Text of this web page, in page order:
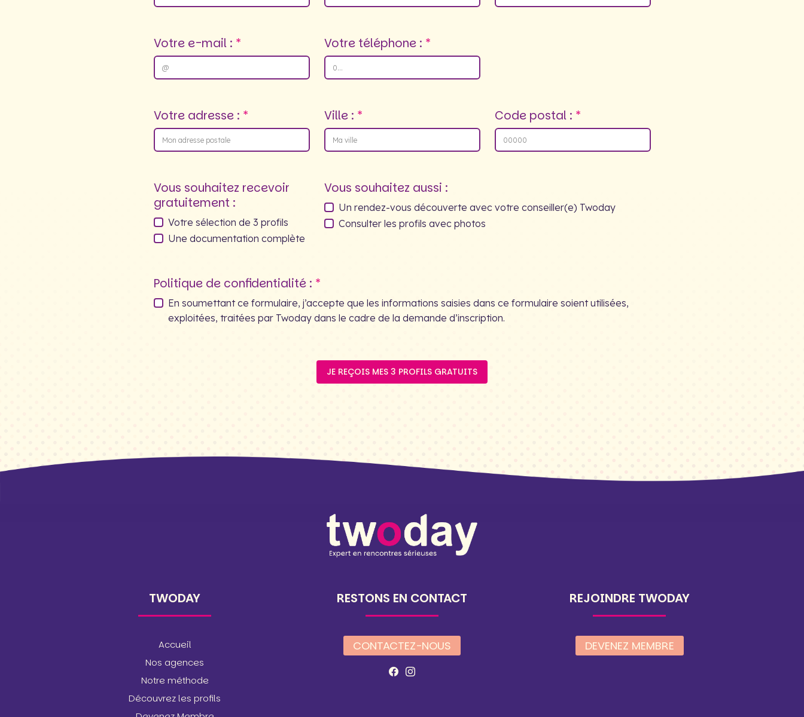
Votre e-mail : Votre téléphone :
Votre adresse : Ville : Code postal :
Vous souhaitez recevoir
gratuitement :
Votre sélection de 3 profils
Une documentation complète
Vous souhaitez aussi :
Un rendez-vous découverte avec votre conseiller(e) Twoday
Consulter les profils avec photos
Politique de confidentialité :
En soumettant ce formulaire, j’accepte que les informations saisies dans ce formulaire soient utilisées,
exploitées, traitées par Twoday dans le cadre de la demande d’inscription.
JE REÇOIS MES 3 PROFILS GRATUITS
TWODAY RESTONS EN CONTACT REJOINDRE TWODAY
Accueil
Nos agences
Notre méthode
Découvrez les profils
CONTACTEZ-NOUS DEVENEZ MEMBRE